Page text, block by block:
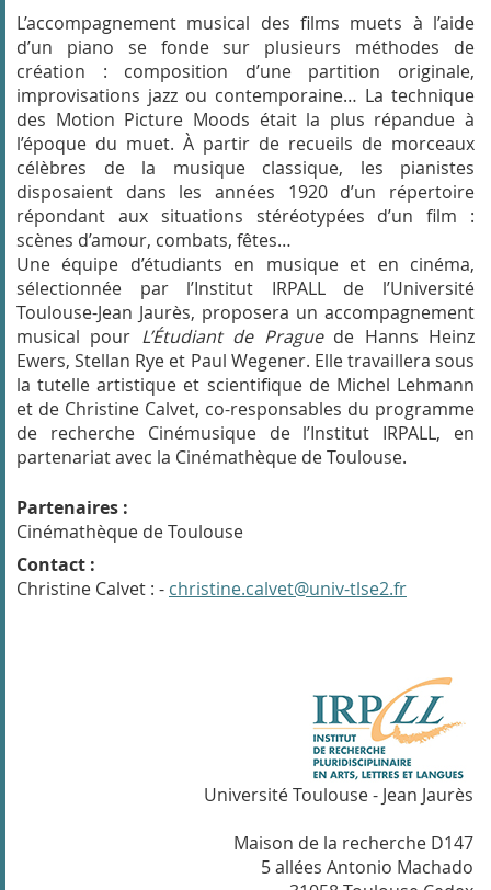
L’accompagnement musical des films muets à l’aide
d’un piano se fonde sur plusieurs méthodes de
création : composition d’une partition originale,
improvisations jazz ou contemporaine… La technique
des Motion Picture Moods était la plus répandue à
l’époque du muet. À partir de recueils de morceaux
célèbres de la musique classique, les pianistes
disposaient dans les années 1920 d’un répertoire
répondant aux situations stéréotypées d’un film :
scènes d’amour, combats, fêtes…
Une équipe d’étudiants en musique et en cinéma,
sélectionnée par l’Institut IRPALL de l’Université
Toulouse-Jean Jaurès, proposera un accompagnement
musical pour L’Étudiant de Prague de Hanns Heinz
Ewers, Stellan Rye et Paul Wegener. Elle travaillera sous
la tutelle artistique et scientifique de Michel Lehmann
et de Christine Calvet, co-responsables du programme
de recherche Cinémusique de l’Institut IRPALL, en
partenariat avec la Cinémathèque de Toulouse.
Partenaires :
Cinémathèque de Toulouse
Contact :
Christine Calvet : - christine.calvet@univ-tlse2.fr
Université Toulouse - Jean Jaurès
Maison de la recherche D147
5 allées Antonio Machado